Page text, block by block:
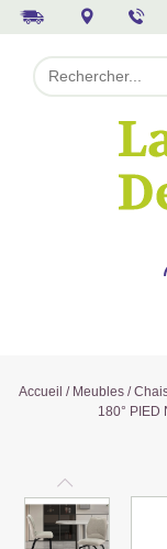
Accueil / Meubles/
180° PIED